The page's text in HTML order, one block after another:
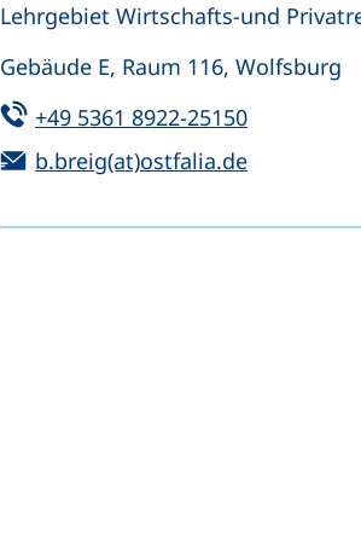
Lehrgebiet Wirtschafts-und
Gebäude E, Raum 116, Wolfsburg
Tel:
+49 5361 8922-25150(startet
E-Mail:
b.breig(at)ostfalia.de(öffnet Ihr